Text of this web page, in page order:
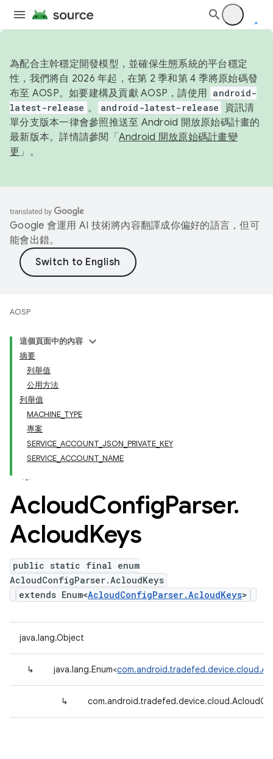
為配合主幹穩定開發模型，並確保生態系統的平台穩定
性，我們將自 2026 年起，在第 2 季和第 4 季將原始碼發
布至 AOSP。如要建構及貢獻 AOSP，請使用 android-
latest-release 。 android-latest-release
資訊清
單分支版本一律會參照推送至 Android 開放原始碼計畫的
最新版本。詳情請參閱「 Android 開放原始碼計畫變
更 」。
Google 會運用 AI 技術將內容翻譯成你偏好的語言，但可
能會出錯。
AOSP
這個頁面中的內容
摘要
列舉值
公用方法
列舉值
MACHINE_TYPE
專案
SERVICE_ACCOUNT_JSON_PRIVATE_KEY
SERVICE_ACCOUNT_NAME
AcloudConfigParser.
AcloudKeys
public static final enum
AcloudConfigParser.AcloudKeys
extends Enum<AcloudConfigParser.AcloudKeys>
java.lang.Object
↳ java.lang.Enum<
↳